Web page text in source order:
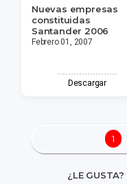
Nuevas empresas
constituidas
Santander 2006
Febrero 01, 2007
Descargar
1
¿LE